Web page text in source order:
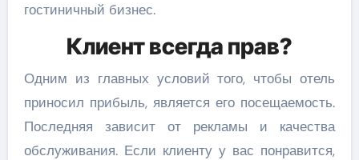
гостиничный бизнес.
Клиент всегда прав?
Одним из главных условий того, чтобы отель
приносил прибыль, является его посещаемость.
Последняя зависит от рекламы и качества
обслуживания. Если клиенту у вас понравится,